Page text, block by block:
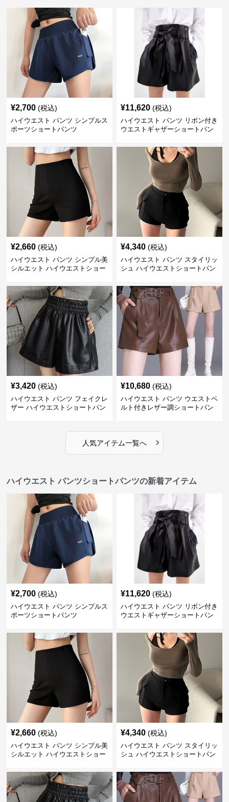
¥2,700 (税込)
ハイウエスト パンツ シンプルス
ポーツショートパンツ
¥11,620 (税込)
ハイウエスト パンツ リボン付き
ウエストギャザーショートパン
¥2,660 (税込)
ハイウエスト パンツ シンプル美
シルエット ハイウエストショー
¥4,340 (税込)
ハイウエスト パンツ スタイリッ
シュ ハイウエストショートパン
¥3,420 (税込)
ハイウエスト パンツ フェイクレ
ザー ハイウエストショートパン
¥10,680 (税込)
ハイウエスト パンツ ウエストベ
ルト付きレザー調ショートパン
人気アイテム一覧へ ›
ハイウエスト パンツショートパンツの新着アイテム
¥2,700 (税込)
ハイウエスト パンツ シンプルス
ポーツショートパンツ
¥11,620 (税込)
ハイウエスト パンツ リボン付き
ウエストギャザーショートパン
¥2,660 (税込)
ハイウエスト パンツ シンプル美
シルエット ハイウエストショー
¥4,340 (税込)
ハイウエスト パンツ スタイリッ
シュ ハイウエストショートパン